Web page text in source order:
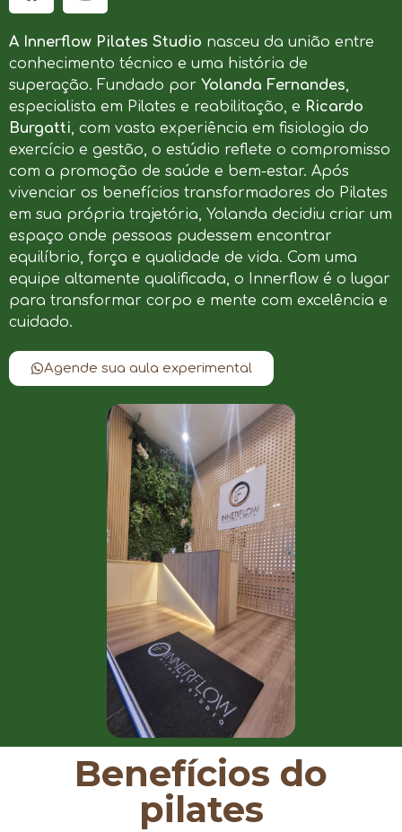
A Innerflow Pilates Studio nasceu da união entre
conhecimento técnico e uma história de
superação. Fundado por Yolanda Fernandes,
especialista em Pilates e reabilitação, e Ricardo
Burgatti, com vasta experiência em fisiologia do
exercício e gestão, o estúdio reflete o compromisso
com a promoção de saúde e bem-estar. Após
vivenciar os benefícios transformadores do Pilates
em sua própria trajetória, Yolanda decidiu criar um
espaço onde pessoas pudessem encontrar
equilíbrio, força e qualidade de vida. Com uma
equipe altamente qualificada, o Innerflow é o lugar
para transformar corpo e mente com excelência e
cuidado.
Agende sua aula experimental
Benefícios do
pilates